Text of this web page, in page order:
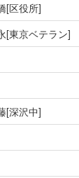
[区役所]
[東京ベテラン]
[深沢中]